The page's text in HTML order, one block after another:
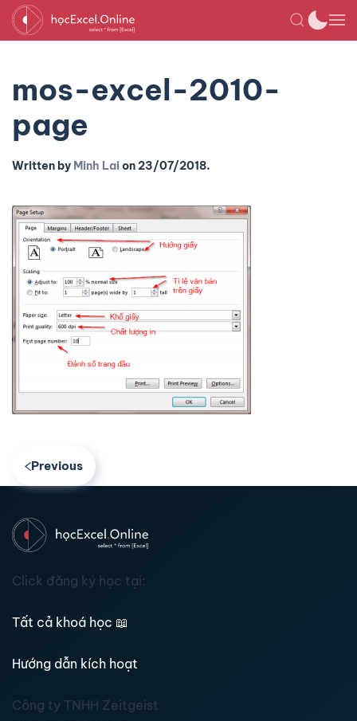
mos-excel-2010-
page
Written by Minh Laion23/07/2018.
Previous
Click đăng ký học tại:
Tất cả khoá học 📖
Hướng dẫn kích hoạt
Công ty TNHH Zeitgeist